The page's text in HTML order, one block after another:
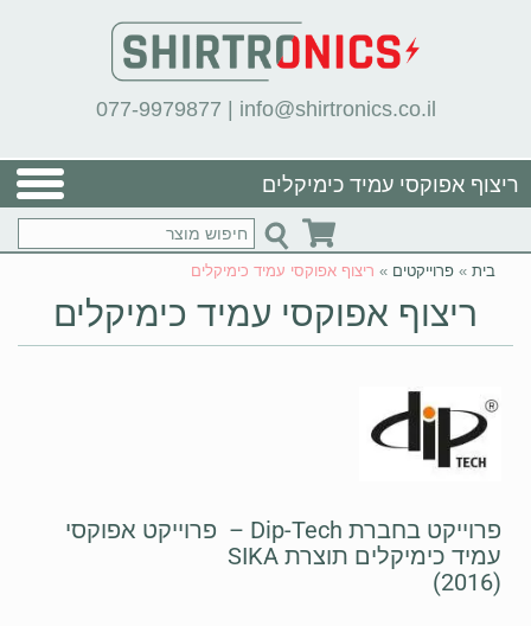
077-9979877 | info@shirtronics.co.il
ריצוף אפוקסי עמיד כימיקלים
בית » פרוייקטים » ריצוף אפוקסי עמיד כימיקלים
ריצוף אפוקסי עמיד כימיקלים
פרוייקט בחברת Dip-Tech – פרוייקט אפוקסי
עמיד כימיקלים תוצרת SIKA
(2016)